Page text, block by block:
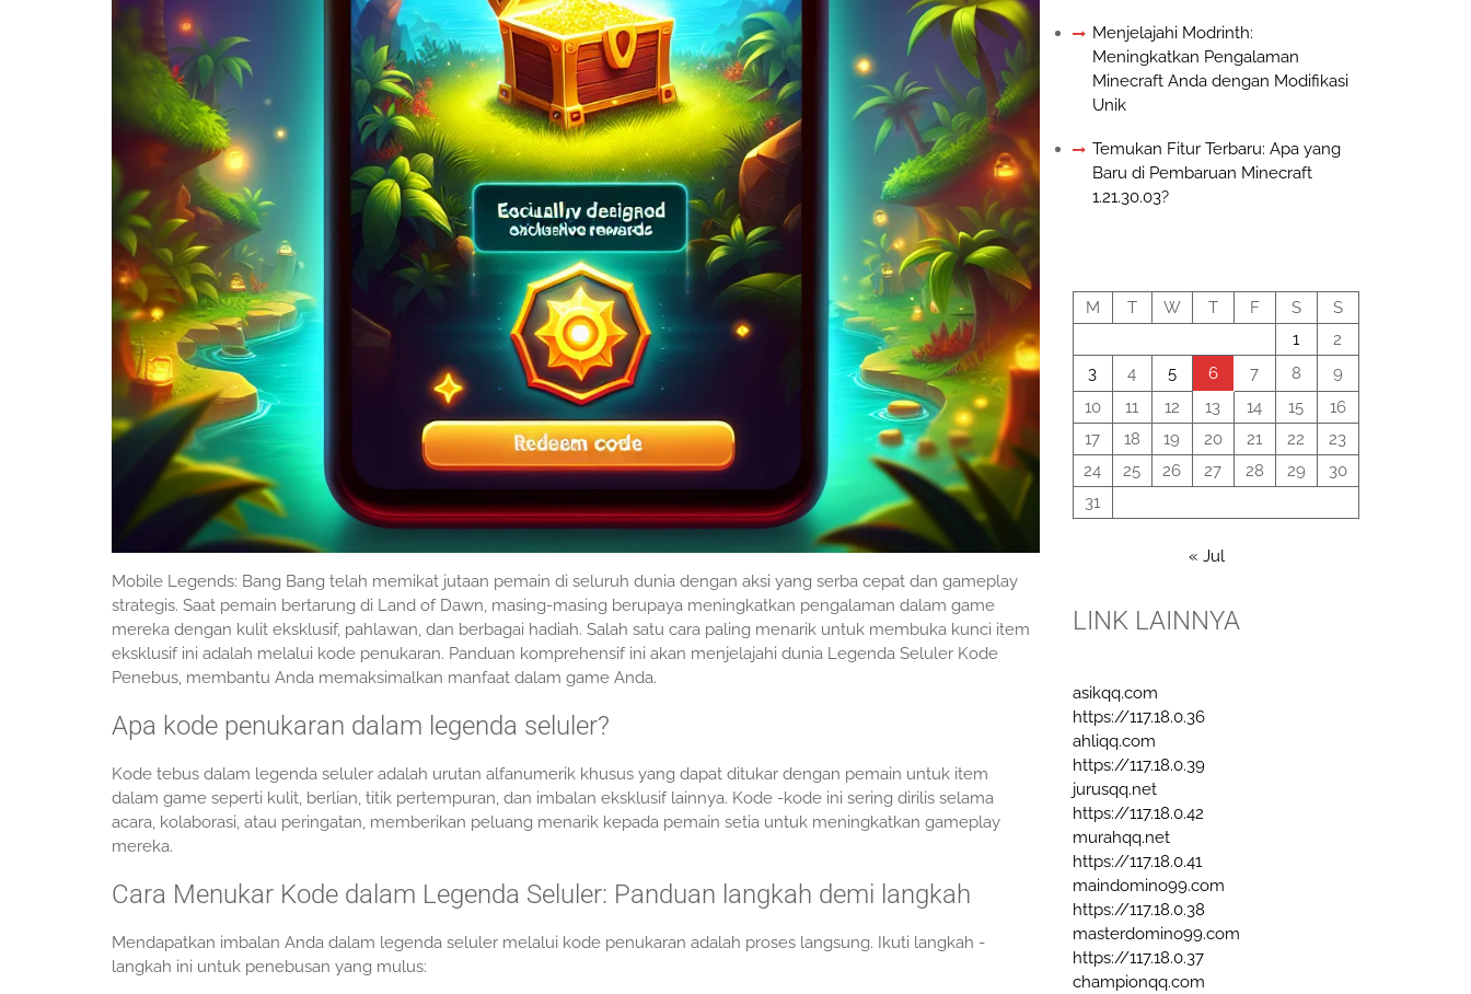
Mobile Legends: Bang Bang telah memikat jutaan pemain di seluruh dunia dengan aksi yang serba cepat dan gameplay
strategis. Saat pemain bertarung di Land of Dawn, masing-masing berupaya meningkatkan pengalaman dalam game
mereka dengan kulit eksklusif, pahlawan, dan berbagai hadiah. Salah satu cara paling menarik untuk membuka kunci item
eksklusif ini adalah melalui kode penukaran. Panduan komprehensif ini akan menjelajahi dunia Legenda Seluler Kode
Penebus, membantu Anda memaksimalkan manfaat dalam game Anda.
Apa kode penukaran dalam legenda seluler?
Kode tebus dalam legenda seluler adalah urutan alfanumerik khusus yang dapat ditukar dengan pemain untuk item
dalam game seperti kulit, berlian, titik pertempuran, dan imbalan eksklusif lainnya. Kode -kode ini sering dirilis selama
acara, kolaborasi, atau peringatan, memberikan peluang menarik kepada pemain setia untuk meningkatkan gameplay
mereka.
Cara Menukar Kode dalam Legenda Seluler: Panduan langkah demi langkah
Mendapatkan imbalan Anda dalam legenda seluler melalui kode penukaran adalah proses langsung. Ikuti langkah -
langkah ini untuk penebusan yang mulus:
Menjelajahi Modrinth:
Meningkatkan Pengalaman
Minecraft Anda dengan Modifikasi
Unik
Temukan Fitur Terbaru: Apa yang
Baru di Pembaruan Minecraft
1.21.30.03?
M
T W T F S
S
1
2
3
4 5 6 7 8
9
10
11 12 13 14 15
16
17
18 19 20 21 22
23
24
25 26 27 28 29
30
31
« Jul
LINK LAINNYA
asikqq.com
https://117.18.0.36
ahliqq.com
https://117.18.0.39
jurusqq.net
https://117.18.0.42
murahqq.net
https://117.18.0.41
maindomino99.com
https://117.18.0.38
masterdomino99.com
https://117.18.0.37
championqq.com